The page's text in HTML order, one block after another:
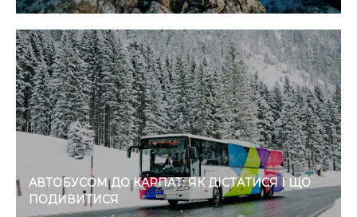
АВТОБУСОМ ДО КАРПАТ: ЯК ДІСТАТИСЯ І ЩО
ПОДИВИТИСЯ